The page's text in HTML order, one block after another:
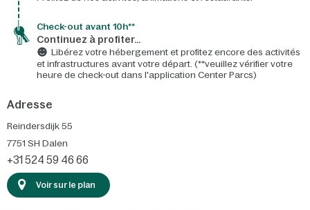
Check-out avant 10h**
Continuez à profiter…
Libérez votre hébergement et profitez encore des activités
et infrastructures avant votre départ. (**veuillez vérifier votre
heure de check-out dans l'application Center Parcs)
Adresse
Reindersdijk 55
7751 SH Dalen
+31 524 59 46 66
Voir sur le plan